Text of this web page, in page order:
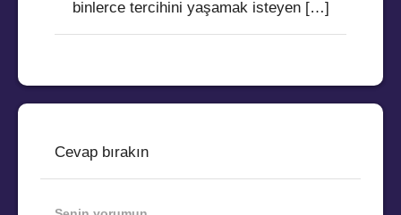
binlerce tercihini yaşamak isteyen […]
Cevap bırakın